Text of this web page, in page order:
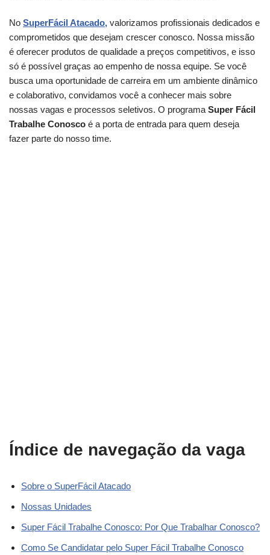
No SuperFácil Atacado, valorizamos profissionais dedicados e
comprometidos que desejam crescer conosco. Nossa missão
é oferecer produtos de qualidade a preços competitivos, e isso
só é possível graças ao empenho de nossa equipe. Se você
busca uma oportunidade de carreira em um ambiente dinâmico
e colaborativo, convidamos você a conhecer mais sobre
nossas vagas e processos seletivos. O programa Super Fácil
Trabalhe Conosco é a porta de entrada para quem deseja
fazer parte do nosso time.
Índice de navegação da vaga
Sobre o SuperFácil Atacado
Nossas Unidades
Super Fácil Trabalhe Conosco: Por Que Trabalhar Conosco?
Como Se Candidatar pelo Super Fácil Trabalhe Conosco